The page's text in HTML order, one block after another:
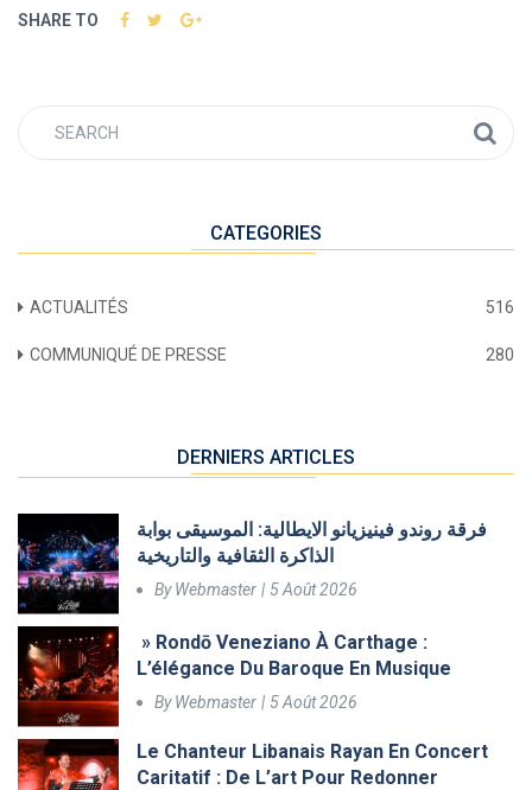
SHARE TO
CATEGORIES
ACTUALITÉS 516
COMMUNIQUÉ DE PRESSE 280
DERNIERS ARTICLES
فرقة روندو فينيزيانو الايطالية: الموسيقى بوابة
الذاكرة الثقافية والتاريخية
ByWebmaster 5 Août 2026
» Rondō Veneziano À Carthage :
L’élégance Du Baroque En Musique
ByWebmaster 5 Août 2026
Le Chanteur Libanais Rayan En Concert
Caritatif : De L’art Pour Redonner